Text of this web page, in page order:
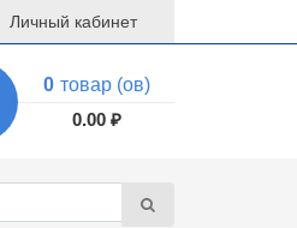
Личный кабинет
0 товар (ов)
0.00 ₽